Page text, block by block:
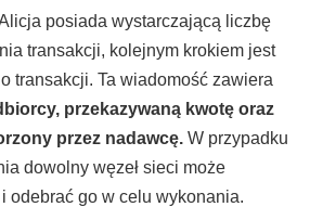
posiada wystarczającą liczbę
transakcji, kolejnym krokiem jest
transakcji. Ta wiadomość zawiera
przekazywaną kwotę oraz
przez nadawcę. W przypadku
dowolny węzeł sieci może
odebrać go w celu wykonania.